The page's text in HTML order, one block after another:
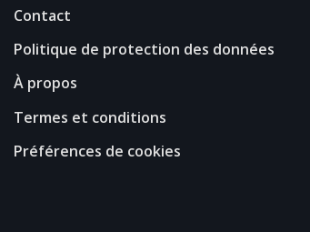
Contact
Politique de protection des données
À propos
Termes et conditions
Préférences de cookies